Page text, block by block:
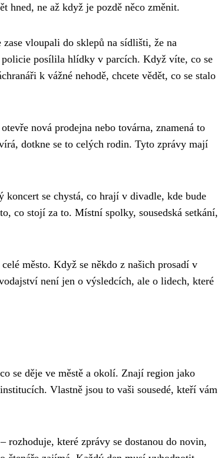
hned, ne až když je pozdě něco změnit.
vloupali do sklepů na sídlišti, že na
policie posílila hlídky v parcích. Když víte, co se
k vážné nehodě, chcete vědět, co se stalo
nová prodejna nebo továrna, znamená to
dotkne se to celých rodin. Tyto zprávy mají
se chystá, co hrají v divadle, kde bude
co stojí za to. Místní spolky, sousedská setkání,
město. Když se někdo z našich prosadí v
není jen o výsledcích, ale o lidech, které
se děje ve městě a okolí. Znají region jako
Vlastně jsou to vaši sousedé, kteří vám
rozhoduje, které zprávy se dostanou do novin,